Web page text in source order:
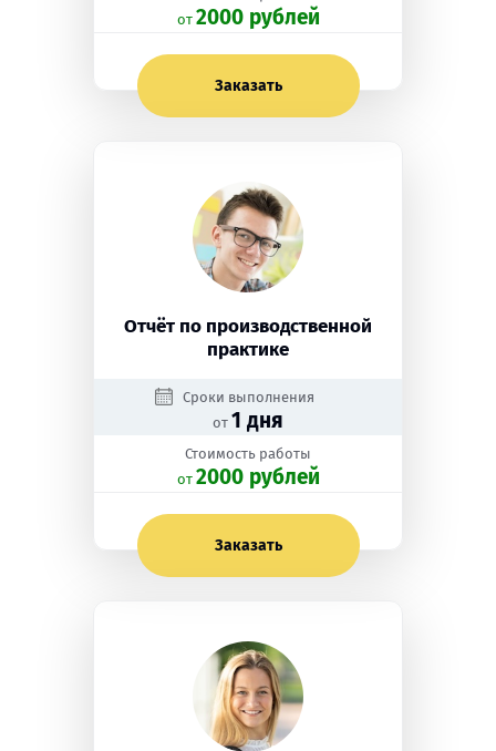
oт 2000 рублей
Заказать
Отчёт по производственной
практике
Сроки выполнения
от 1 дня
Стоимость работы
oт 2000 рублей
Заказать